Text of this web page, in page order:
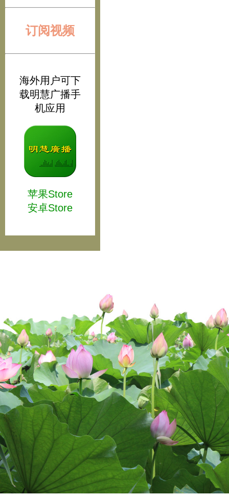
订阅视频
海外用户可下
载明慧广播手
机应用
苹果Store
安卓Store